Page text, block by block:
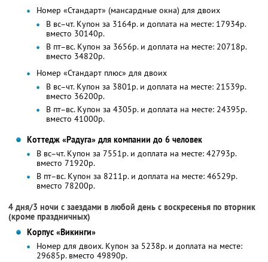
Номер «Стандарт» (мансардные окна) для двоих
В вс–чт. Купон за 3164р. и доплата на месте: 17934р.
вместо 30140р.
В пт–вс. Купон за 3656р. и доплата на месте: 20718р.
вместо 34820р.
Номер «Стандарт плюс» для двоих
В вс–чт. Купон за 3801р. и доплата на месте: 21539р.
вместо 36200р.
В пт–вс. Купон за 4305р. и доплата на месте: 24395р.
вместо 41000р.
Коттедж «Радуга» для компании до 6 человек
В вс–чт. Купон за 7551р. и доплата на месте: 42793р.
вместо 71920р.
В пт–вс. Купон за 8211р. и доплата на месте: 46529р.
вместо 78200р.
4 дня/3 ночи с заездами в любой день с воскресенья по вторник
(кроме праздничных)
Корпус «Викинги»
Номер для двоих. Купон за 5238р. и доплата на месте:
29685р. вместо 49890р.